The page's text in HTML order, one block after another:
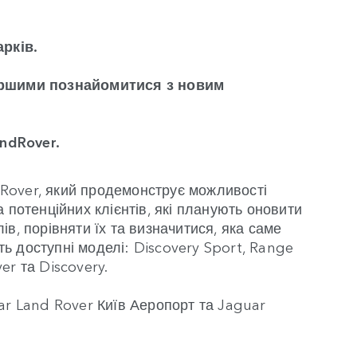
познайомитися з новим
який продемонструє можливості
клієнтів, які планують оновити
порівняти їх та визначитися, яка саме
доступні моделі: Discovery Sport, Range
та Discovery.
Land Rover Київ Аеропорт та Jaguar